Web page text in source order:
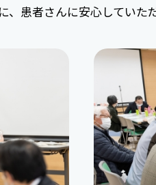
患者さんに安心していた